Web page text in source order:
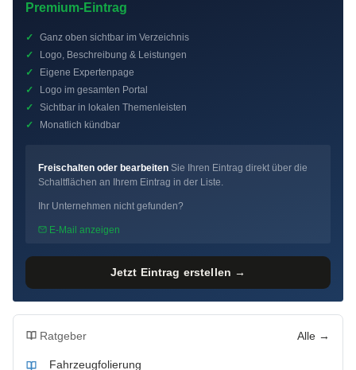
Premium-Eintrag
✓
Ganz oben sichtbar im Verzeichnis
✓
Logo, Beschreibung & Leistungen
✓
Eigene Expertenpage
✓
Logo im gesamten Portal
✓
Sichtbar in lokalen Themenleisten
✓
Monatlich kündbar
Freischalten oder bearbeiten Sie Ihren Eintrag direkt über die
Schaltflächen an Ihrem Eintrag in der Liste.
Ihr Unternehmen nicht gefunden?
E-Mail anzeigen
Jetzt Eintrag erstellen →
Ratgeber Alle →
Fahrzeugfolierung